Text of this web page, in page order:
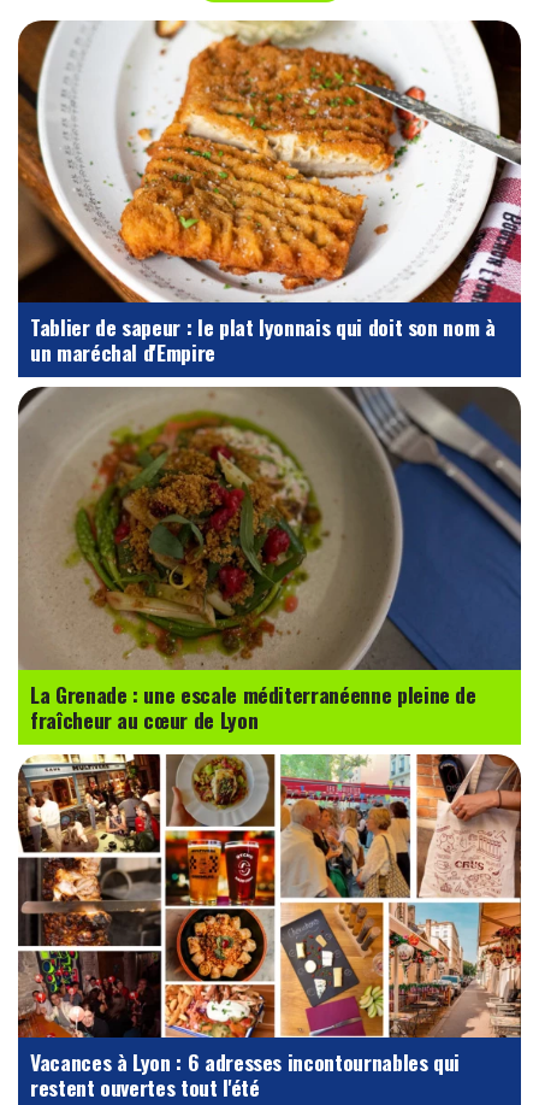
Tablier de sapeur : le plat lyonnais qui doit son nom à
un maréchal d'Empire
La Grenade : une escale méditerranéenne pleine de
fraîcheur au cœur de Lyon
Vacances à Lyon : 6 adresses incontournables qui
restent ouvertes tout l'été